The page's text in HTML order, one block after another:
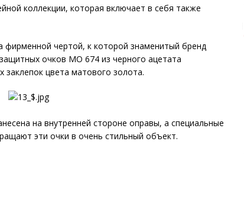
коллекции, которая включает в себя также
фирменной чертой, к которой знаменитый бренд
очков MO 674 из черного ацетата
цвета матового золота.
на внутренней стороне оправы, а специальные
эти очки в очень стильный объект.